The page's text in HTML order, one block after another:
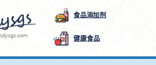
食品添加剂
健康食品